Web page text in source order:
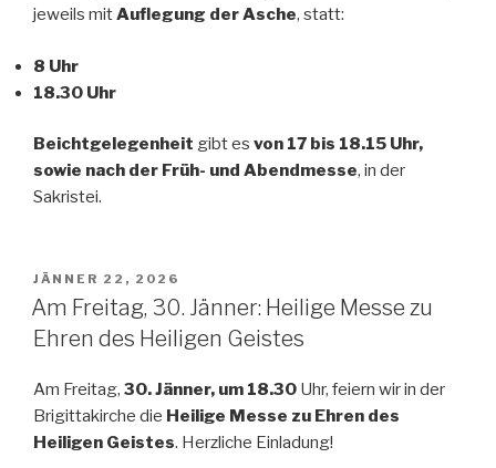
jeweils mitAuflegung der Asche, statt:
8 Uhr
18.30 Uhr
Beichtgelegenheit gibt es von 17 bis 18.15 Uhr,
sowie nach der Früh- und Abendmesse, in der
Sakristei.
POSTED
ON
JÄNNER 22, 2026
Am Freitag, 30. Jänner: Heilige Messe zu
Ehren des Heiligen Geistes
Am Freitag, 30. Jänner, um 18.30 Uhr, feiern wir in der
Brigittakirche die Heilige Messe zu Ehren des
Heiligen Geistes. Herzliche Einladung!